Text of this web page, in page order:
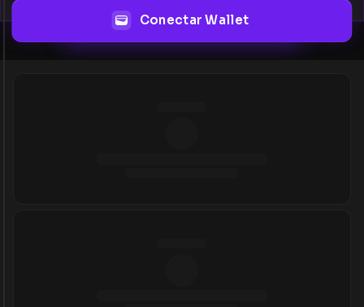
Conectar Wallet